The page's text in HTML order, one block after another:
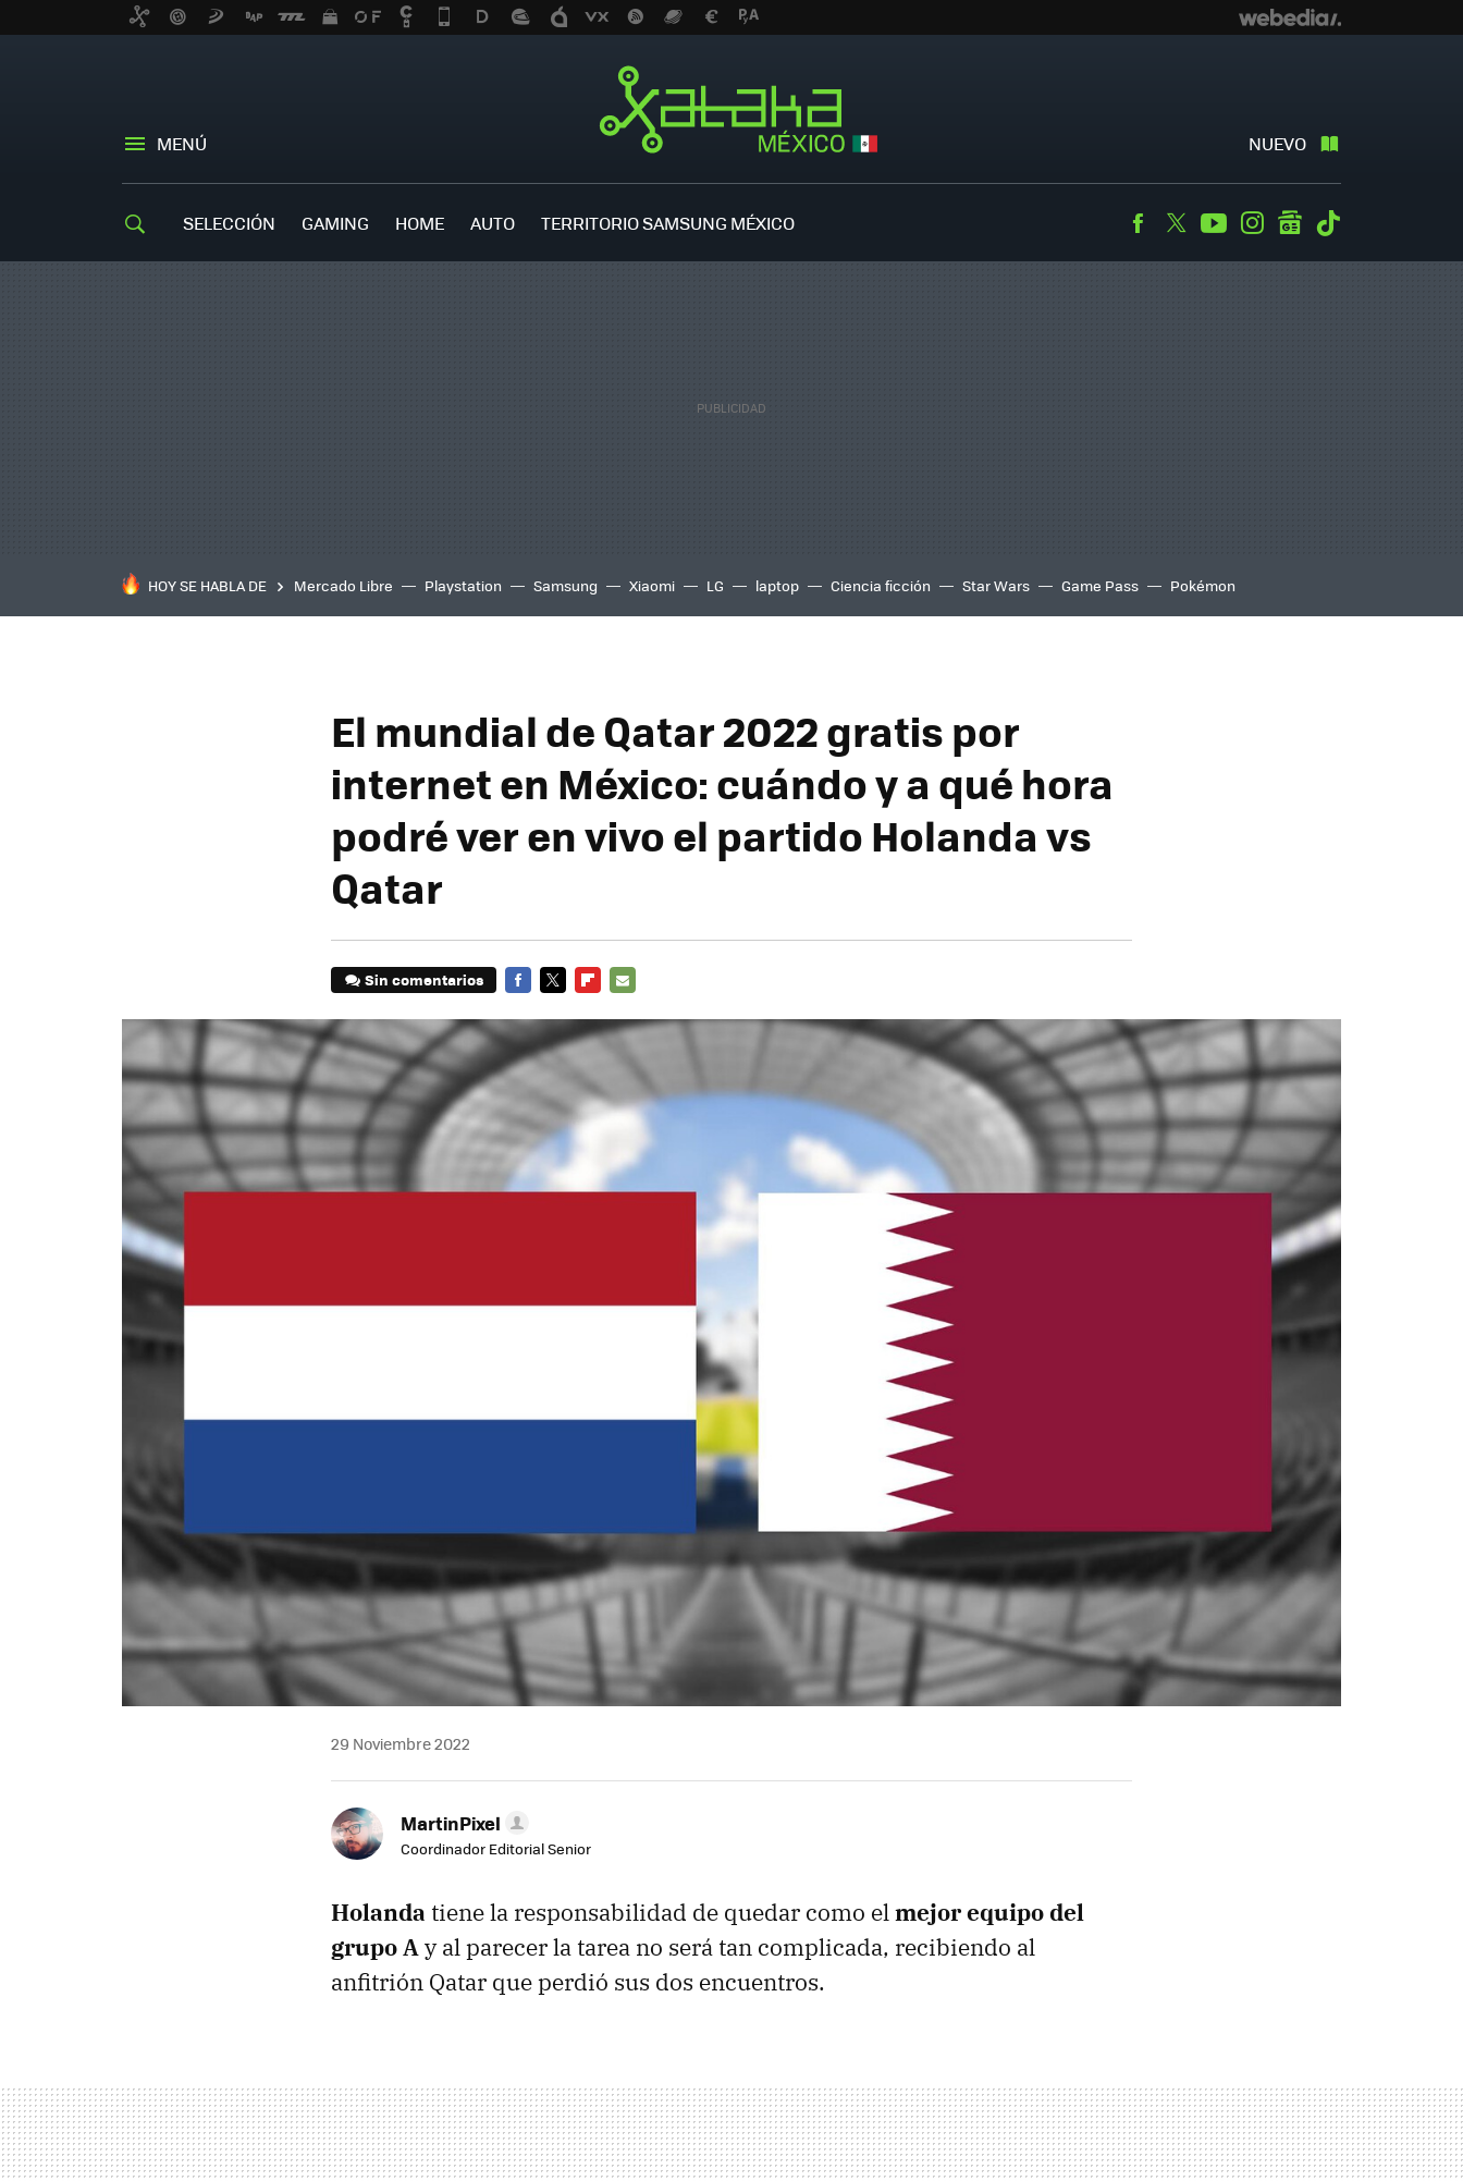
MENÚ NUEVO
SELECCIÓN GAMING HOME AUTO TERRITORIO SAMSUNG MÉXICO Facebook
TwitterYoutubeInstagramgooglenews
HOY SE HABLA DE Mercado Libre Playstation Samsung Xiaomi LG laptop Ciencia ficción Star Wars Game Pass Pokémon
El mundial de Qatar 2022 gratis por
internet en México: cuándo y a qué hora
podré ver en vivo el partido Holanda vs
Qatar
Sin comentarios
MAIL
29 Noviembre 2022
MartinPixel
Coordinador Editorial Senior
Holanda tiene la responsabilidad de quedar como el mejor equipo del
grupo A y al parecer la tarea no será tan complicada, recibiendo al
anfitrión Qatar que perdió sus dos encuentros.